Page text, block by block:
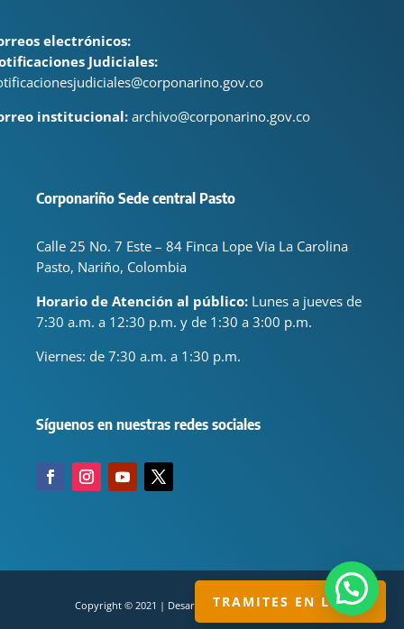
electrónicos:
Judiciales:
institucional: archivo@corponarino.gov.co
Corponariño Sede central Pasto
Calle 25 No. 7 Este – 84 Finca Lope Via La Carolina
Pasto, Nariño, Colombia
Horario de Atención al público: Lunes a jueves de
7:30 a.m. a 12:30 p.m. y de 1:30 a 3:00 p.m.
Viernes: de 7:30 a.m. a 1:30 p.m.
Síguenos en nuestras redes sociales
Copyright © 2021 | Desarrollado por servisual.com.co
TRAMITES EN LINEA